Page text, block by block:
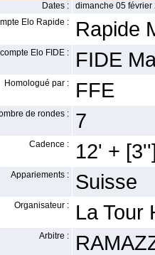
Dates :
dimanche 05
Elo Rapide :
Rapide
Elo FIDE : FIDE
Homologué par : FFE
de rondes : 7
Cadence : 12' +
Appariements : Suisse
Organisateur : La Tour
Arbitre :